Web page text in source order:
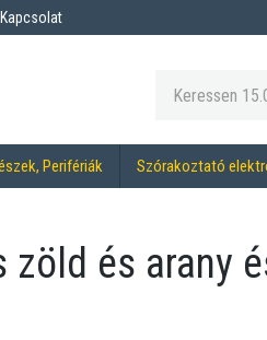
Kapcsolat
Perifériák Szórakoztató
zöld és arany